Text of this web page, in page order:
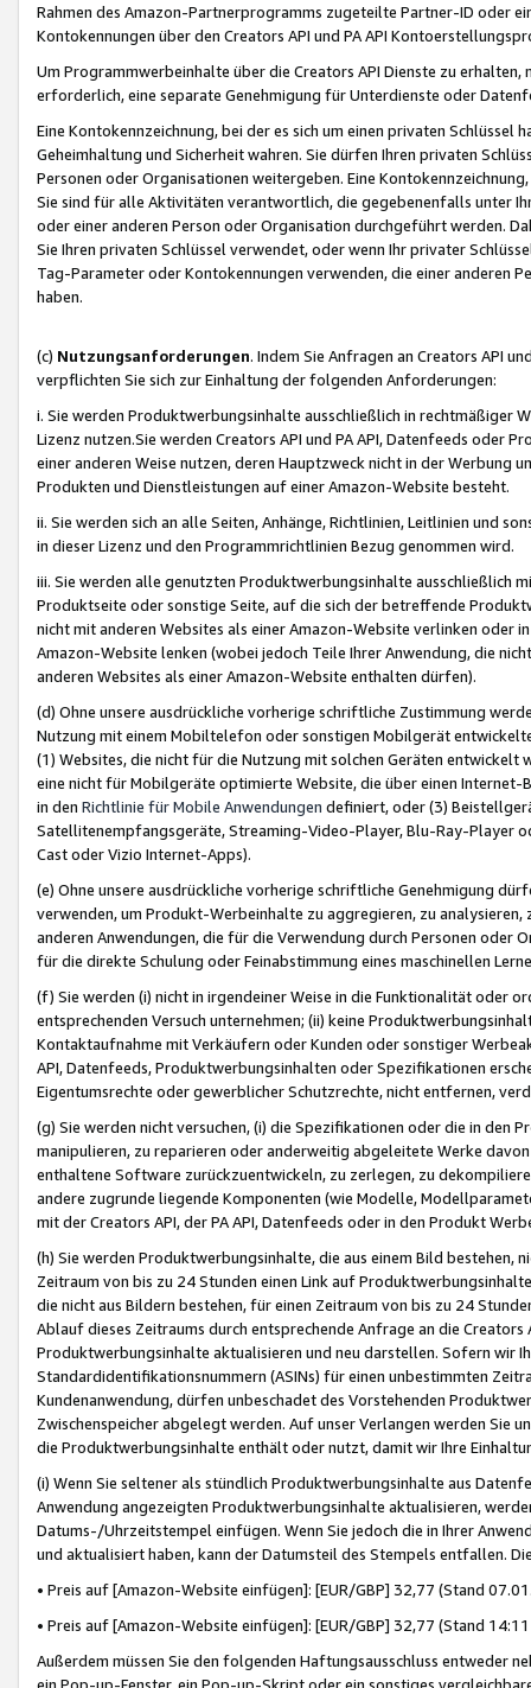
Rahmen des Amazon-Partnerprogramms zugeteilte Partner-ID oder
Kontokennungen über den Creators API und PA API
Um Programmwerbeinhalte über die Creators API Dienste zu
erforderlich, eine separate Genehmigung für Unterdienste oder
Eine Kontokennzeichnung, bei der es sich um einen privaten
Geheimhaltung und Sicherheit wahren. Sie dürfen Ihren privaten
Personen oder Organisationen weitergeben. Eine
Sie sind für alle Aktivitäten verantwortlich, die gegebenenfalls unter
oder einer anderen Person oder Organisation durchgeführt werden.
Sie Ihren privaten Schlüssel verwendet, oder wenn Ihr privater
Tag-Parameter oder Kontokennungen verwenden, die einer anderen
haben.
(c) Nutzungsanforderungen. Indem Sie Anfragen an Creators API
verpflichten Sie sich zur Einhaltung der folgenden Anforderungen:
i. Sie werden Produktwerbungsinhalte ausschließlich in rechtmäßiger
Lizenz nutzen.Sie werden Creators API und PA API, Datenfeeds oder
einer anderen Weise nutzen, deren Hauptzweck nicht in der Werbung
Produkten und Dienstleistungen auf einer Amazon-Website besteht.
ii. Sie werden sich an alle Seiten, Anhänge, Richtlinien, Leitlinien und
in dieser Lizenz und den Programmrichtlinien Bezug genommen wird.
iii. Sie werden alle genutzten Produktwerbungsinhalte ausschließlich
Produktseite oder sonstige Seite, auf die sich der betreffende
nicht mit anderen Websites als einer Amazon-Website verlinken oder
Amazon-Website lenken (wobei jedoch Teile Ihrer Anwendung, die
anderen Websites als einer Amazon-Website enthalten dürfen).
(d) Ohne unsere ausdrückliche vorherige schriftliche Zustimmung
Nutzung mit einem Mobiltelefon oder sonstigen Mobilgerät
(1) Websites, die nicht für die Nutzung mit solchen Geräten
eine nicht für Mobilgeräte optimierte Website, die über einen
in den Richtlinie für Mobile Anwendungen definiert, oder (3)
Satellitenempfangsgeräte, Streaming-Video-Player, Blu-Ray-Player
Cast oder Vizio Internet-Apps).
(e) Ohne unsere ausdrückliche vorherige schriftliche Genehmigung
verwenden, um Produkt-Werbeinhalte zu aggregieren, zu
anderen Anwendungen, die für die Verwendung durch Personen
für die direkte Schulung oder Feinabstimmung eines maschinellen
(f) Sie werden (i) nicht in irgendeiner Weise in die Funktionalität oder
entsprechenden Versuch unternehmen; (ii) keine
Kontaktaufnahme mit Verkäufern oder Kunden oder sonstiger
API, Datenfeeds, Produktwerbungsinhalten oder Spezifikationen
Eigentumsrechte oder gewerblicher Schutzrechte, nicht entfernen,
(g) Sie werden nicht versuchen, (i) die Spezifikationen oder die in
manipulieren, zu reparieren oder anderweitig abgeleitete Werke
enthaltene Software zurückzuentwickeln, zu zerlegen, zu
andere zugrunde liegende Komponenten (wie Modelle,
mit der Creators API, der PA API, Datenfeeds oder in den Produkt
(h) Sie werden Produktwerbungsinhalte, die aus einem Bild bestehen,
Zeitraum von bis zu 24 Stunden einen Link auf
die nicht aus Bildern bestehen, für einen Zeitraum von bis zu 24
Ablauf dieses Zeitraums durch entsprechende Anfrage an die
Produktwerbungsinhalte aktualisieren und neu darstellen. Sofern wir
Standardidentifikationsnummern (ASINs) für einen unbestimmten
Kundenanwendung, dürfen unbeschadet des Vorstehenden
Zwischenspeicher abgelegt werden. Auf unser Verlangen werden Sie
die Produktwerbungsinhalte enthält oder nutzt, damit wir Ihre
(i) Wenn Sie seltener als stündlich Produktwerbungsinhalte aus
Anwendung angezeigten Produktwerbungsinhalte aktualisieren,
Datums-/Uhrzeitstempel einfügen. Wenn Sie jedoch die in Ihrer
und aktualisiert haben, kann der Datumsteil des Stempels entfallen.
• Preis auf [Amazon-Website einfügen]: [EUR/GBP] 32,77 (Stand
• Preis auf [Amazon-Website einfügen]: [EUR/GBP] 32,77 (Stand
Außerdem müssen Sie den folgenden Haftungsausschluss entweder
ein Pop-up-Fenster, ein Pop-up-Skript oder ein sonstiges